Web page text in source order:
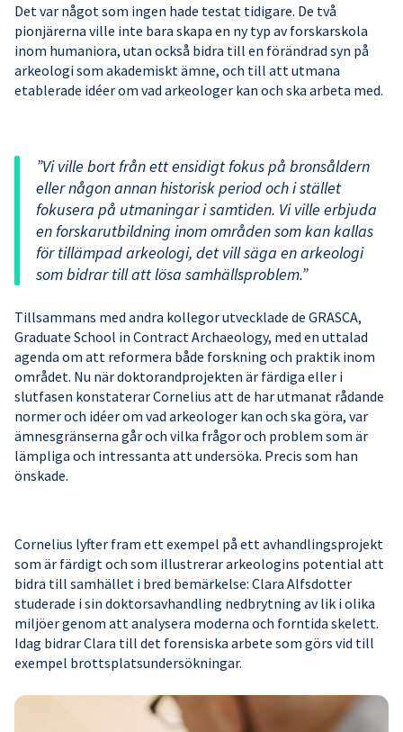
Det var något som ingen hade testat tidigare. De två
pionjärerna ville inte bara skapa en ny typ av forskarskola
inom humaniora, utan också bidra till en förändrad syn på
arkeologi som akademiskt ämne, och till att utmana
etablerade idéer om vad arkeologer kan och ska arbeta med.
”Vi ville bort från ett ensidigt fokus på bronsåldern
eller någon annan historisk period och i stället
fokusera på utmaningar i samtiden. Vi ville erbjuda
en forskarutbildning inom områden som kan kallas
för tillämpad arkeologi, det vill säga en arkeologi
som bidrar till att lösa samhällsproblem.”
Tillsammans med andra kollegor utvecklade de GRASCA,
Graduate School in Contract Archaeology, med en uttalad
agenda om att reformera både forskning och praktik inom
området. Nu när doktorandprojekten är färdiga eller i
slutfasen konstaterar Cornelius att de har utmanat rådande
normer och idéer om vad arkeologer kan och ska göra, var
ämnesgränserna går och vilka frågor och problem som är
lämpliga och intressanta att undersöka. Precis som han
önskade.
Cornelius lyfter fram ett exempel på ett avhandlingsprojekt
som är färdigt och som illustrerar arkeologins potential att
bidra till samhället i bred bemärkelse: Clara Alfsdotter
studerade i sin doktorsavhandling nedbrytning av lik i olika
miljöer genom att analysera moderna och forntida skelett.
Idag bidrar Clara till det forensiska arbete som görs vid till
exempel brottsplatsundersökningar.